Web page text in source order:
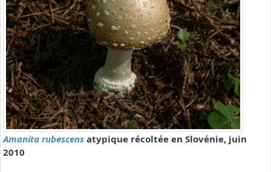
Amanita rubescens atypique récoltée en Slovénie, juin
2010